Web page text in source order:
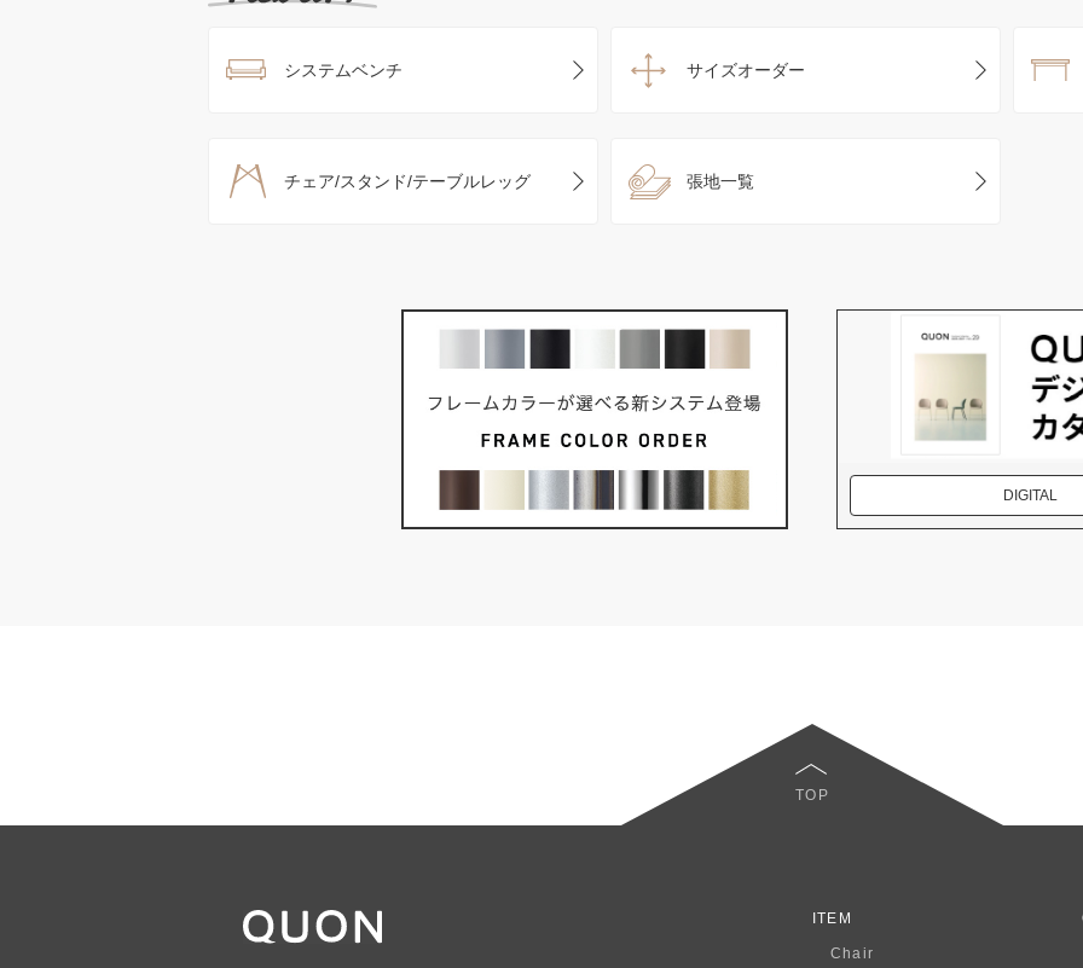
システムベンチ サイズオーダー
チェア/スタンド/テーブルレッグ 張地一覧
DIGITAL
TOP
ITEM
Chair